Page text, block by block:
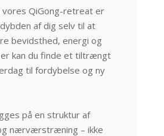
vores QiGong-retreat er
af dig selv til at
bevidsthed, energi og
kan du finde et tiltrængt
til fordybelse og ny
på en struktur af
nærværstræning – ikke